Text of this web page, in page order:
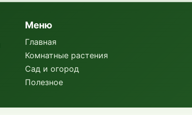
Меню
Главная
Комнатные растения
Сад и огород
Полезное